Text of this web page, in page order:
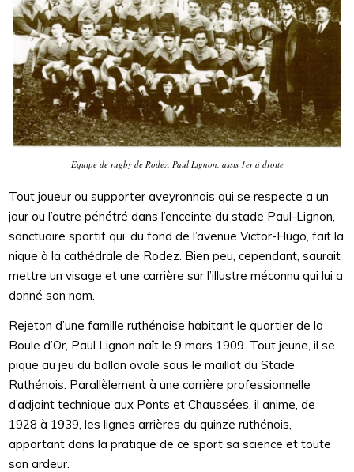
Équipe de rugby de Rodez. Paul Lignon, assis 1er à droite
Tout joueur ou supporter aveyronnais qui se respecte a un
jour ou l’autre pénétré dans l’enceinte du stade Paul-Lignon,
sanctuaire sportif qui, du fond de l’avenue Victor-Hugo, fait la
nique à la cathédrale de Rodez. Bien peu, cependant, saurait
mettre un visage et une carrière sur l’illustre méconnu qui lui a
donné son nom.
Rejeton d’une famille ruthénoise habitant le quartier de la
Boule d’Or, Paul Lignon naît le 9 mars 1909. Tout jeune, il se
pique au jeu du ballon ovale sous le maillot du Stade
Ruthénois. Parallèlement à une carrière professionnelle
d’adjoint technique aux Ponts et Chaussées, il anime, de
1928 à 1939, les lignes arrières du quinze ruthénois,
apportant dans la pratique de ce sport sa science et toute
son ardeur.